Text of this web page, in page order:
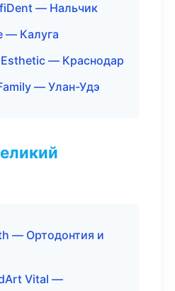
— Нальчик
— Калуга
— Краснодар
— Улан-Удэ
— Ортодонтия и
Vital —